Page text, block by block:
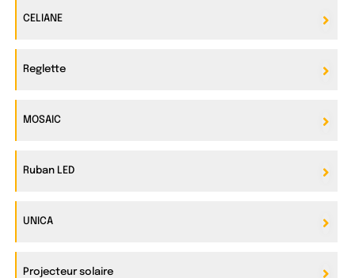
CELIANE
Reglette
MOSAIC
Ruban LED
UNICA
Projecteur solaire